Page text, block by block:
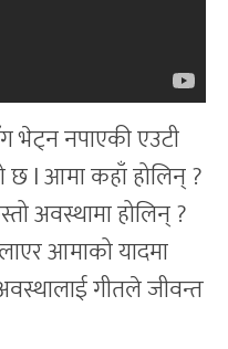
भेट्न नपाएकी एउटी
छ l आमा कहाँ होलिन् ?
अवस्थामा होलिन् ?
आमाको यादमा
गीतले जीवन्त